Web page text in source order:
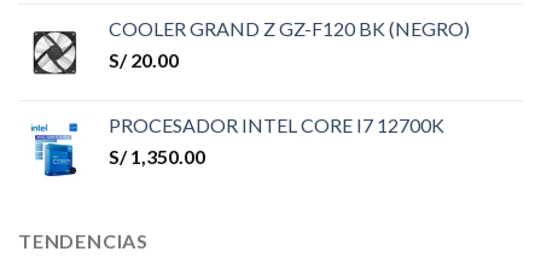
COOLER GRAND Z GZ-F120 BK (NEGRO)
S/20.00
PROCESADOR INTEL CORE I7 12700K
S/1,350.00
TENDENCIAS